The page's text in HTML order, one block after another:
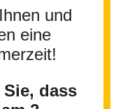
und
eine
dass